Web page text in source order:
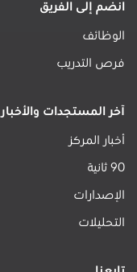
انضم إلى الفريق
الوظائف
فرص التدريب
آخر المستجدات والأخبار
أخبار المركز
90 ثانية
الإصدارات
التحليلات